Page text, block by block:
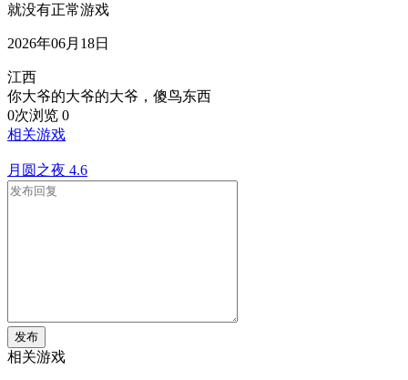
就没有正常游戏
2026年06月18日
江西
你大爷的大爷的大爷，傻鸟东西
0次浏览 0
相关游戏
月圆之夜 4.6
发布
相关游戏